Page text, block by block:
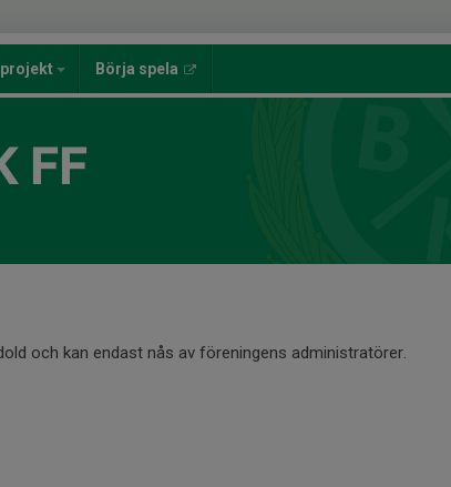
Börja spela
FF
och kan endast nås av föreningens administratörer.